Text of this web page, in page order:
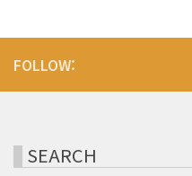
FOLLOW:
SEARCH